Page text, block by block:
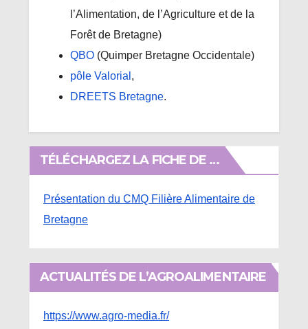
l’Alimentation, de l’Agriculture et de la
Forêt de Bretagne)
QBO (Quimper Bretagne Occidentale)
pôle Valorial ,
DREETS Bretagne.
TÉLÉCHARGEZ LA FICHE DE …
Présentation du CMQ Filière Alimentaire de
Bretagne
ACTUALITÉS DE L’AGROALIMENTAIRE
https://www.agro-media.fr/